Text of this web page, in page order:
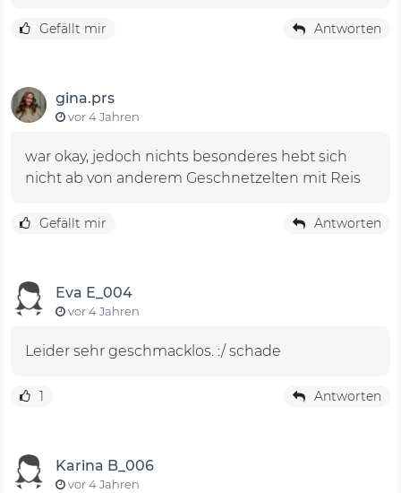
Gefällt mir Antworten
gina.prs
vor 4 Jahren
war okay, jedoch nichts besonderes hebt sich
nicht ab von anderem Geschnetzelten mit Reis
Gefällt mir Antworten
Eva E_004
vor 4 Jahren
Leider sehr geschmacklos. :/ schade
1 Antworten
Karina B_006
vor 4 Jahren